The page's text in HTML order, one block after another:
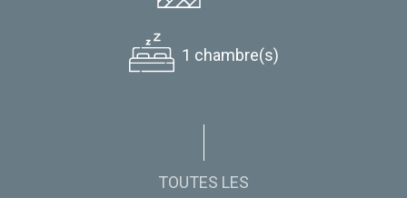
1 chambre(s)
TOUTES LES